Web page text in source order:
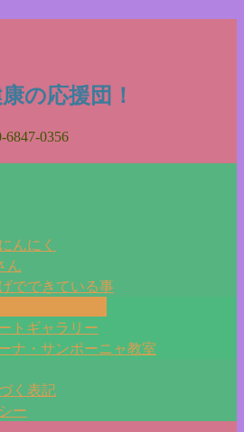
の応援団！
6847-0356
んにく
ん
でできている事
トギャラリー
ナ・サンポーニャ教室
く表記
ー